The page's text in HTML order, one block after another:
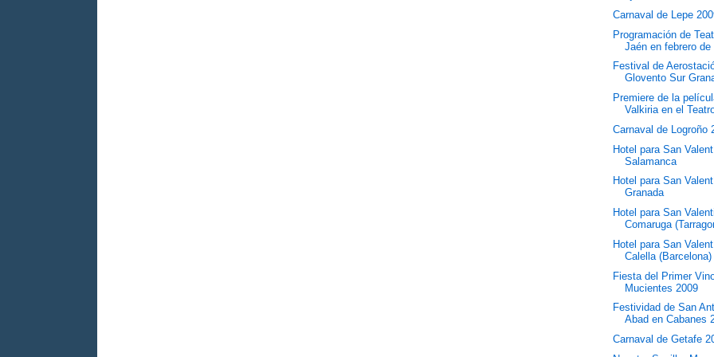
Carnaval de Lepe
Programación de
Jaén en febrero de
Festival de
Glovento Sur
Premiere de la
Valkiria en el
Carnaval de Logroño
Hotel para San
Salamanca
Hotel para San
Granada
Hotel para San
Comaruga
Hotel para San
Calella (Barcelona)
Fiesta del Primer
Mucientes 2009
Festividad de San
Abad en Cabanes
Carnaval de Getafe